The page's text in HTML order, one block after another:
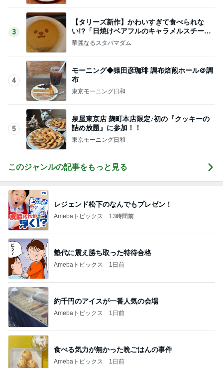
3
【タリーズ新作】かわいすぎて食べられな
い!?「日焼けベアフルのキャラメルスチーム
ケーキ」を実食
華麗なるスタバマダム
4
モーニング◆猿田彦珈琲 調布焙煎ホール＠調
布
東京モーニング日和
5
泉屋東京店 麹町本店限定♪初の『クッキーの
詰め放題』に参加！！
東京モーニング日和
このジャンルの記事をもっと見る
レジェンド松下のなんでもプレゼン！
Amebaトピックス 13時間前
塾代に震え勝ち取った特待合格
Amebaトピックス 1日前
約千円のアイスが一番人気の会場
Amebaトピックス 1日前
食べる気力が無かった晩ごはんの事件
Amebaトピックス 1日前